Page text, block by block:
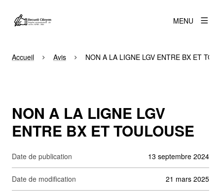
MENU
Accueil Avis NON A LA LIGNE LGV ENTRE BX ET
NON A LA LIGNE LGV
ENTRE BX ET TOULOUSE
Date de publication 13 septembre 2024
Date de modification 21 mars 2025